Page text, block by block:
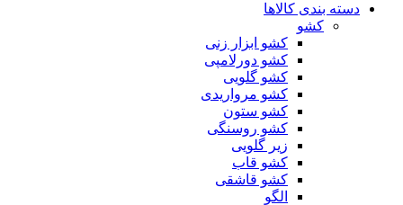
دسته بندی کالاها
کشو
کشو ابزار زنی
کشو دورلامپی
کشو گلویی
کشو مرواریدی
کشو ستون
کشو روسنگی
زیر گلویی
کشو قاب
کشو قاشقی
الگو